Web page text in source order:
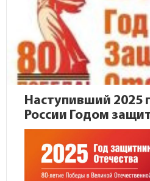
Наступивший 2025
России Годом